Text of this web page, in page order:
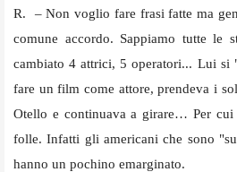
R. – Non voglio fare frasi fatte ma
comune accordo. Sappiamo tutte le
cambiato 4 attrici, 5 operatori... Lui si
fare un film come attore, prendeva i
Otello e continuava a girare… Per
folle. Infatti gli americani che sono
hanno un pochino emarginato.